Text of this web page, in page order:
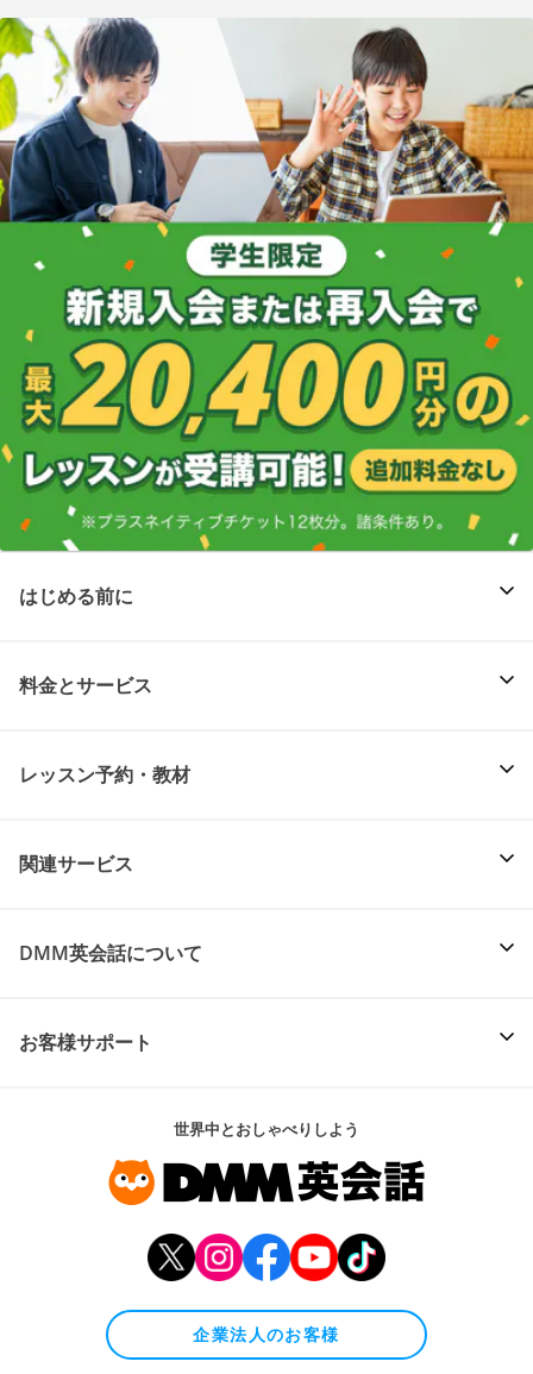
はじめる前に
料金とサービス
レッスン予約・教材
関連サービス
DMM英会話について
お客様サポート
世界中とおしゃべりしよう
企業法人のお客様